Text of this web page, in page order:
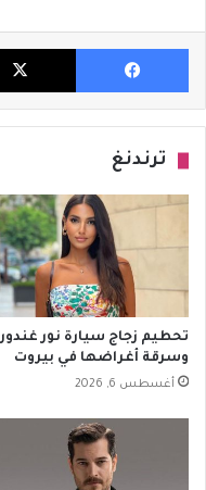
فيسبوك
ترندنغ
تحطيم زجاج سيارة نور غندور
وسرقة أغراضها في بيروت
أغسطس 6, 2026